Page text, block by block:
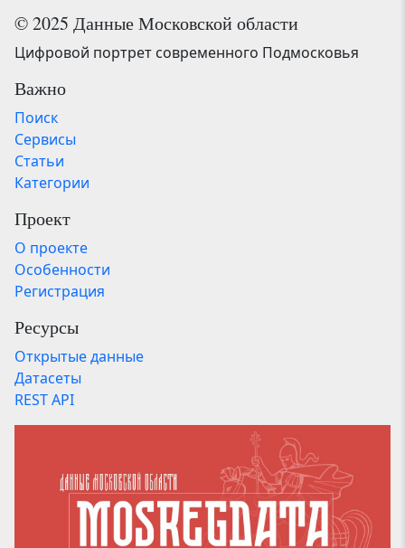
© 2025 Данные Московской области
Цифровой портрет современного Подмосковья
Важно
Поиск
Сервисы
Статьи
Категории
Проект
О проекте
Особенности
Регистрация
Ресурсы
Открытые данные
Датасеты
REST API